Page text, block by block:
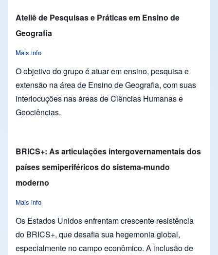
Ateliê de Pesquisas e Práticas em Ensino de
Geografia
Mais info
O objetivo do grupo é atuar em ensino, pesquisa e
extensão na área de Ensino de Geografia, com suas
interlocuções nas áreas de Ciências Humanas e
Geociências.
BRICS+: As articulações intergovernamentais dos
países semiperiféricos do sistema-mundo
moderno
Mais info
Os Estados Unidos enfrentam crescente resistência
do BRICS+, que desafia sua hegemonia global,
especialmente no campo econômico. A inclusão de